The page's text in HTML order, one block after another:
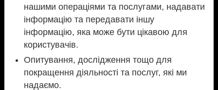
нашими операціями та послугами, надавати
інформацію та передавати іншу
інформацію, яка може бути цікавою для
користувачів.
Опитування, дослідження тощо для
покращення діяльності та послуг, які ми
надаємо.